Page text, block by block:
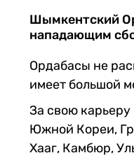
Шымкентский
нападающим
Ордабасы не
имеет большой
За свою
Южной Кореи,
Хааг, Камбюр,